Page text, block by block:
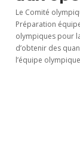
Le Comité
Préparation
olympiques pour
d’obtenir des
l’équipe